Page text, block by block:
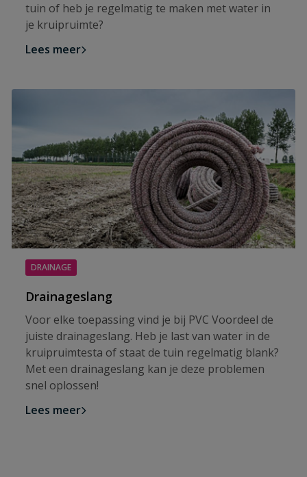
tuin of heb je regelmatig te maken met water in
je kruipruimte?
Lees meer
DRAINAGE
Drainageslang
Voor elke toepassing vind je bij PVC Voordeel de
juiste drainageslang. Heb je last van water in de
kruipruimtesta of staat de tuin regelmatig blank?
Met een drainageslang kan je deze problemen
snel oplossen!
Lees meer